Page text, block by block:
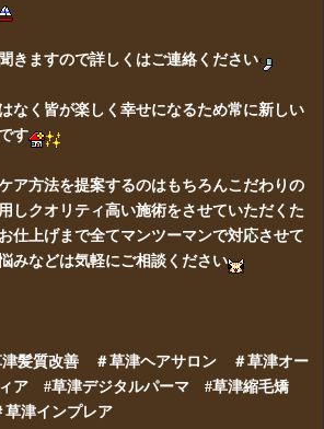
きますので詳しくはご連絡ください
なく皆が楽しく幸せになるため常に新しい
す
ア方法を提案するのはもちろんこだわりの
しクオリティ高い施術をさせていただくた
仕上げまで全てマンツーマンで対応させて
みなどは気軽にご相談ください
津髪質改善 ＃草津ヘアサロン ＃草津オー
ア #草津デジタルパーマ #草津縮毛矯
津インプレア